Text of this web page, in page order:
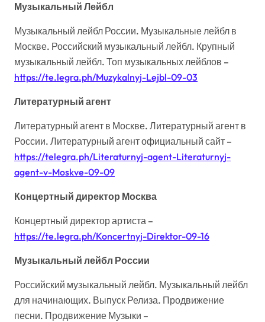
Музыкальный Лейбл
Музыкальный лейбл России. Музыкальные лейбл в
Москве. Российский музыкальный лейбл. Крупный
музыкальный лейбл. Топ музыкальных лейблов –
https://te.legra.ph/Muzykalnyj-Lejbl-09-03
Литературный агент
Литературный агент в Москве. Литературный агент в
России. Литературный агент официальный сайт –
https://telegra.ph/Literaturnyj-agent-Literaturnyj-
agent-v-Moskve-09-09
Концертный директор Москва
Концертный директор артиста –
https://te.legra.ph/Koncertnyj-Direktor-09-16
Музыкальный лейбл России
Российский музыкальный лейбл. Музыкальный лейбл
для начинающих. Выпуск Релиза. Продвижение
песни. Продвижение Музыки –